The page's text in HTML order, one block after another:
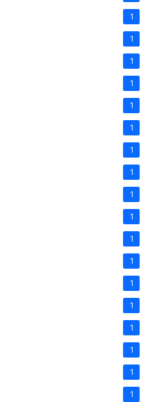
1
1
1
1
1
1
1
1
1
1
1
1
1
1
1
1
1
1